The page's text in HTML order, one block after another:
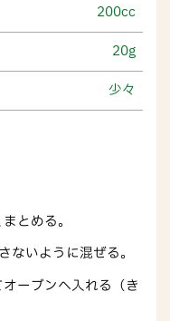
200cc
20g
少々
とめる。
ないように混ぜる。
ーブンへ入れる（き